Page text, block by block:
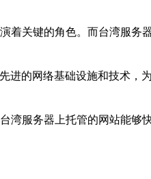
关键的角色。而台湾服务
的网络基础设施和技术，
服务器上托管的网站能够